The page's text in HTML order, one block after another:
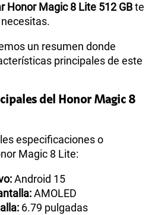
Honor Magic 8 Lite 512 GBte
un resumen donde
principales de este
del Honor Magic 8
especificaciones o
Magic 8 Lite:
Android 15
AMOLED
6.79 pulgadas